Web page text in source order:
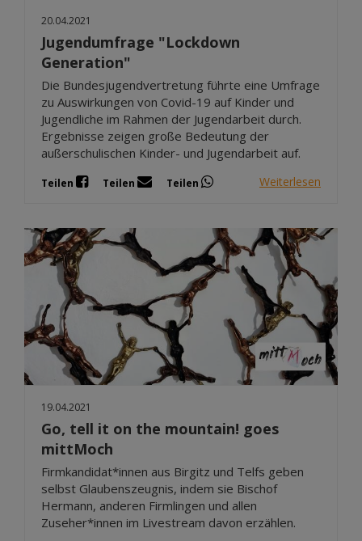
20.04.2021
Jugendumfrage "Lockdown
Generation"
Die Bundesjugendvertretung führte eine Umfrage
zu Auswirkungen von Covid-19 auf Kinder und
Jugendliche im Rahmen der Jugendarbeit durch.
Ergebnisse zeigen große Bedeutung der
außerschulischen Kinder- und Jugendarbeit auf.
Teilen Teilen Teilen Weiterlesen
19.04.2021
Go, tell it on the mountain! goes
mittMoch
Firmkandidat*innen aus Birgitz und Telfs geben
selbst Glaubenszeugnis, indem sie Bischof
Hermann, anderen Firmlingen und allen
Zuseher*innen im Livestream davon erzählen.